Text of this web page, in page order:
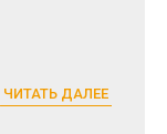
ЧИТАТЬ ДАЛЕЕ